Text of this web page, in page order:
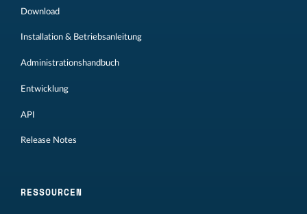
Download
Installation & Betriebsanleitung
Administrationshandbuch
Entwicklung
API
Release Notes
RESSOURCEN